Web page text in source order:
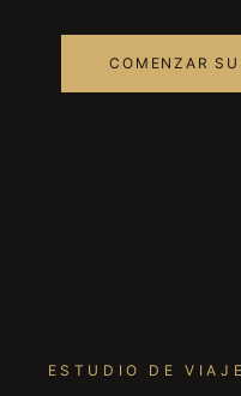
COMENZAR
ESTUDIO DE